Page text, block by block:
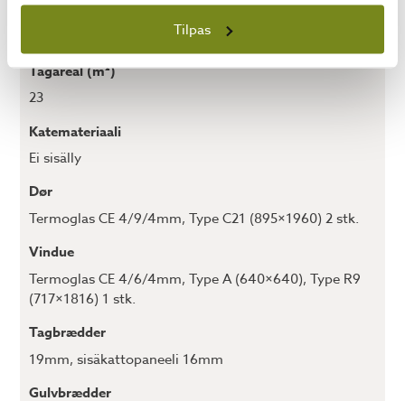
Tilpas
Tagstørrelse (mm x mm)
Tagareal (m²)
23
Katemateriaali
Ei sisälly
Dør
Termoglas CE 4/9/4mm, Type C21 (895×1960) 2 stk.
Vindue
Termoglas CE 4/6/4mm, Type A (640×640), Type R9
(717×1816) 1 stk.
Tagbrædder
19mm, sisäkattopaneeli 16mm
Gulvbrædder